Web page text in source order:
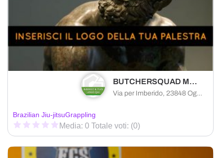
BUTCHERSQUAD MMA&TRAINING
Via per Imberido, 23848 Oggiono LC, Italia
Brazilian Jiu-jitsuGrappling
Media: 0 Totale voti: (0)